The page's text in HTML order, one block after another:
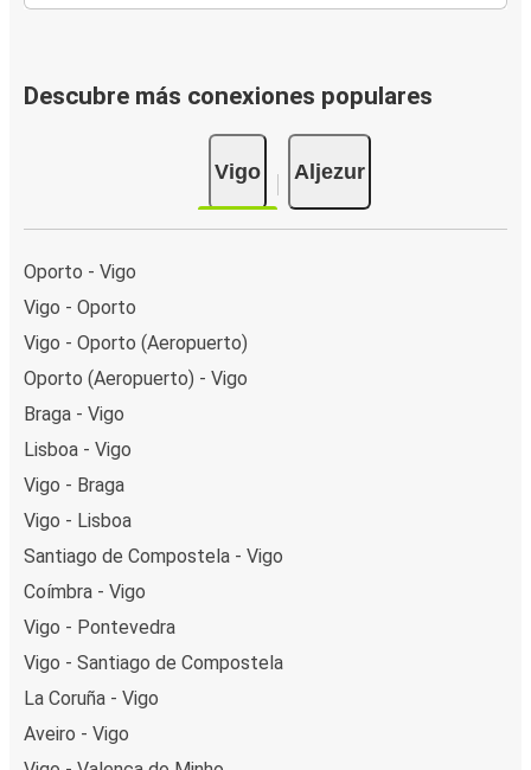
Descubre más conexiones populares
Vigo Aljezur
Oporto - Vigo
Vigo - Oporto
Vigo - Oporto (Aeropuerto)
Oporto (Aeropuerto) - Vigo
Braga - Vigo
Lisboa - Vigo
Vigo - Braga
Vigo - Lisboa
Santiago de Compostela - Vigo
Coímbra - Vigo
Vigo - Pontevedra
Vigo - Santiago de Compostela
La Coruña - Vigo
Aveiro - Vigo